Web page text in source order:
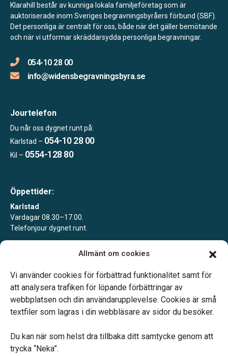
Allmänt om cookies
Vi använder cookies för förbättrad funktionalitet samt för
att analysera trafiken för löpande förbättringar av
webbplatsen och din användarupplevelse. Cookies är små
textfiler som lagras i din webbläsare av sidor du besöker.
Du kan när som helst dra tillbaka ditt samtycke genom att
trycka “Neka”.
Klarahill består av kunniga lokala familjeföretag som är
auktoriserade inom Sveriges begravningsbyråers förbund (SBF).
Det personliga är centralt för oss, både när det gäller bemötande
och när vi utformar skräddarsydda personliga begravningar.
054-10 28 00
info@widensbegravningsbyra.se
Jourtelefon
Du når oss dygnet runt på:
Karlstad – 054-10 28 00
Kil – 0554-128 80
Öppettider:
Karlstad
Vardagar 08.30–17.00.
Telefonjour dygnet runt.
Telefonjour dygnet runt.
Vårt systerbolag Verahill hjälper dig med familjejuridiken –